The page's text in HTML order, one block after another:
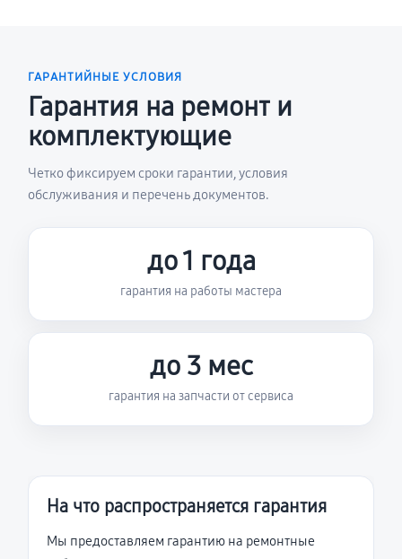
ГАРАНТИЙНЫЕ УСЛОВИЯ
Гарантия на ремонт и
комплектующие
Четко фиксируем сроки гарантии, условия
обслуживания и перечень документов.
до 1 года
гарантия на работы мастера
до 3 мес
гарантия на запчасти от сервиса
На что распространяется гарантия
Мы предоставляем гарантию на ремонтные